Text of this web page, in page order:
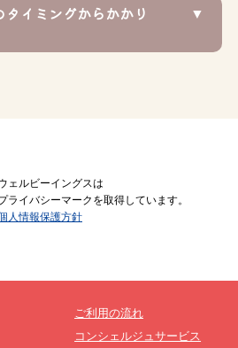
イミングからかかり
ェルビーイングスは
ライバシーマークを取得しています。
人情報保護方針
ご利用の流れ
コンシェルジュサービス